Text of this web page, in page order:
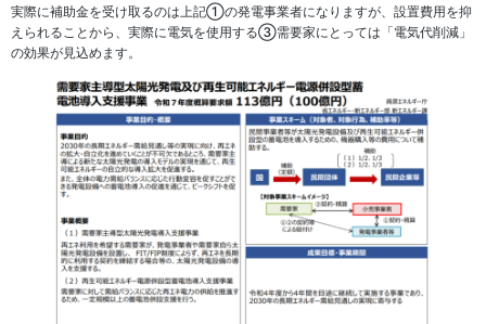
実際に補助金を受け取るのは上記①の発電事業者になりますが、設置費用を抑
えられることから、実際に電気を使用する③需要家にとっては「電気代削減」
の効果が見込めます。